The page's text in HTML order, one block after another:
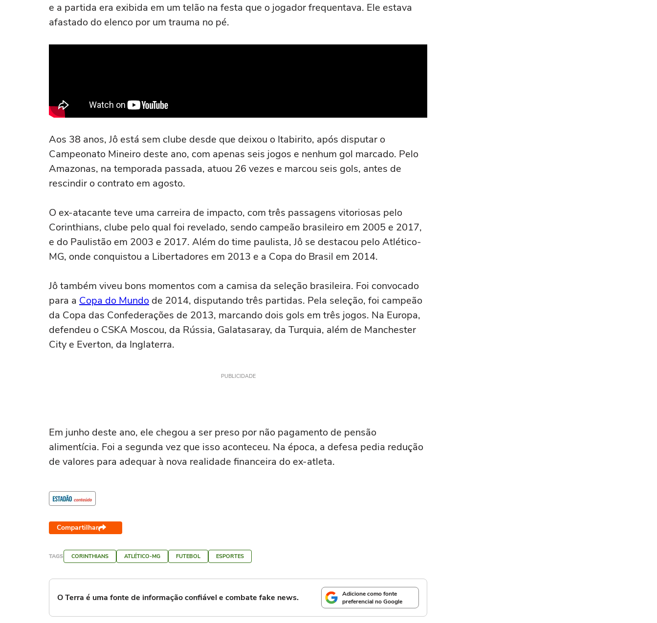
e a partida era exibida em um telão na festa que o jogador frequentava. Ele estava
afastado do elenco por um trauma no pé.
Aos 38 anos, Jô está sem clube desde que deixou o Itabirito, após disputar o
Campeonato Mineiro deste ano, com apenas seis jogos e nenhum gol marcado. Pelo
Amazonas, na temporada passada, atuou 26 vezes e marcou seis gols, antes de
rescindir o contrato em agosto.
O ex-atacante teve uma carreira de impacto, com três passagens vitoriosas pelo
Corinthians, clube pelo qual foi revelado, sendo campeão brasileiro em 2005 e 2017,
e do Paulistão em 2003 e 2017. Além do time paulista, Jô se destacou pelo Atlético-
MG, onde conquistou a Libertadores em 2013 e a Copa do Brasil em 2014.
Jô também viveu bons momentos com a camisa da seleção brasileira. Foi convocado
para a Copa do Mundo de 2014, disputando três partidas. Pela seleção, foi campeão
da Copa das Confederações de 2013, marcando dois gols em três jogos. Na Europa,
defendeu o CSKA Moscou, da Rússia, Galatasaray, da Turquia, além de Manchester
City e Everton, da Inglaterra.
PUBLICIDADE
Em junho deste ano, ele chegou a ser preso por não pagamento de pensão
alimentícia. Foi a segunda vez que isso aconteceu. Na época, a defesa pedia redução
de valores para adequar à nova realidade financeira do ex-atleta.
Compartilhar
TAGS CORINTHIANS ATLÉTICO-MG FUTEBOL ESPORTES
O Terra é uma fonte de informação confiável e combate fake news.
Adicione como fonte
preferencial no Google